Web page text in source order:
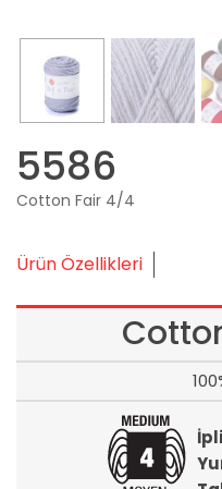
5586
Cotton Fair 4/4
Ürün Özellikleri